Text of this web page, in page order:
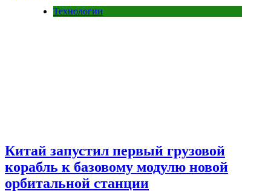
Технологии
Китай запустил первый грузовой
корабль к базовому модулю новой
орбитальной станции